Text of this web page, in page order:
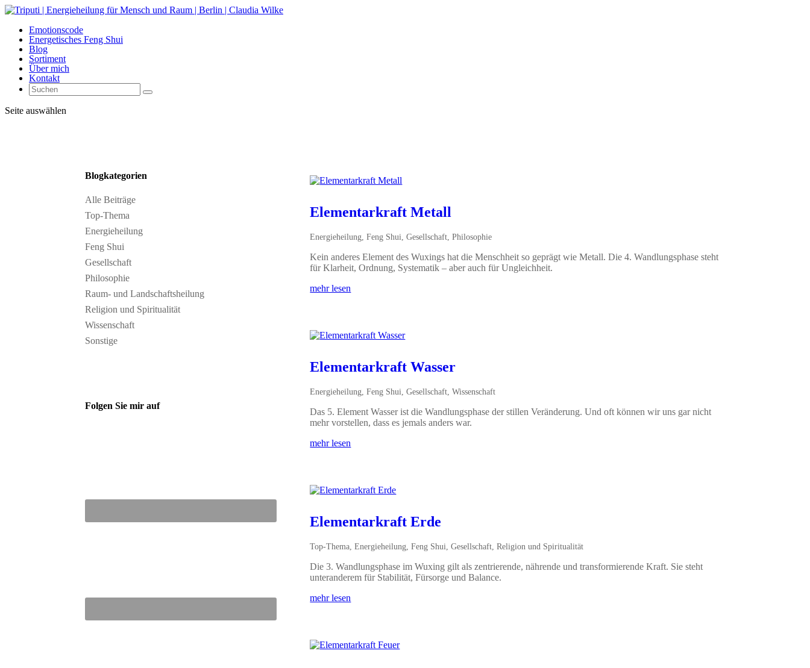
Emotionscode
Energetisches Feng Shui
Blog
Sortiment
Über mich
Kontakt
Seite auswählen
Blogkategorien
Alle Beiträge
Top-Thema
Energieheilung
Feng Shui
Gesellschaft
Philosophie
Raum- und Landschaftsheilung
Religion und Spiritualität
Wissenschaft
Sonstige
Folgen Sie mir auf
Elementarkraft Metall
Energieheilung,Feng Shui,Gesellschaft,Philosophie
Kein anderes Element des Wuxings hat die Menschheit so geprägt wie Metall. Die 4. Wandlungsphase steht
für Klarheit, Ordnung, Systematik – aber auch für Ungleichheit.
mehr lesen
Elementarkraft Wasser
Energieheilung,Feng Shui,Gesellschaft,Wissenschaft
Das 5. Element Wasser ist die Wandlungsphase der stillen Veränderung. Und oft können wir uns gar nicht
mehr vorstellen, dass es jemals anders war.
mehr lesen
Elementarkraft Erde
Top-Thema,Energieheilung,Feng Shui,Gesellschaft,Religion und Spiritualität
Die 3. Wandlungsphase im Wuxing gilt als zentrierende, nährende und transformierende Kraft. Sie steht
unteranderem für Stabilität, Fürsorge und Balance.
mehr lesen